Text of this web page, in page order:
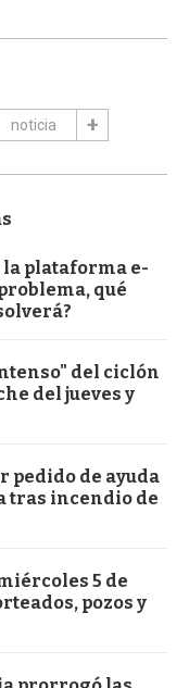
noticia
la plataforma e-
qué
del ciclón
del jueves y
pedido de ayuda
tras incendio de
5 de
pozos y